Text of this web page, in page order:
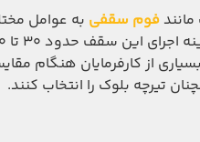
فوم سقفی به عوامل
از کارفرمایان هنگام
تیرچه بلوک را انتخاب کنند.